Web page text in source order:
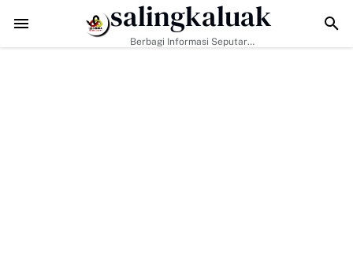
Tantangan Era Digital, Arisal Aziz Ajak Masyarakat Perkuat Nilai
salingkaluak
Berbagi Informasi Seputar